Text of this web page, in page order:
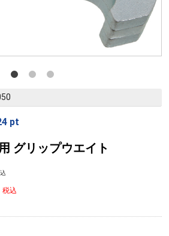
pt
グリップウエイト
税込